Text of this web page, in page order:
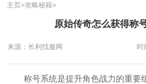
主页>攻略秘籍>
原始传奇怎么获得称
来源：长利找服网 时
称号系统是提升角色战力的重要